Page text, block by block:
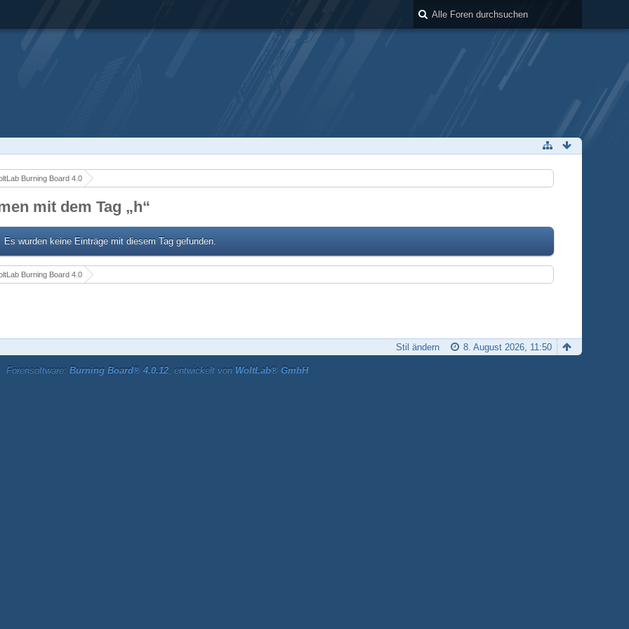
Burning Board 4.0
mit dem Tag „h“
Es wurden keine Einträge mit diesem Tag gefunden.
Burning Board 4.0
8. August 2026, 11:50
Stil ändern
Forensoftware: Burning Board® 4.0.12, entwickelt von WoltLab® GmbH